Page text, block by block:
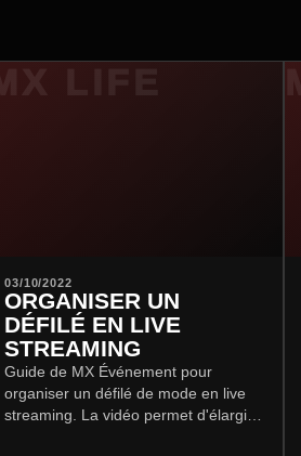
03/10/2022
ORGANISER UN
DÉFILÉ EN LIVE
STREAMING
Guide de MX Événement pour
organiser un défilé de mode en live
streaming. La vidéo permet d'élargir